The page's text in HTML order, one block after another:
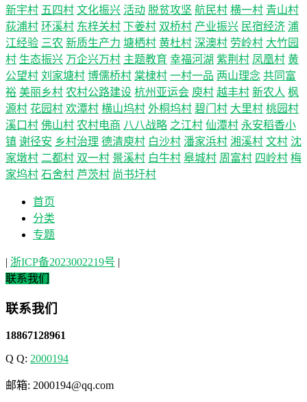
新宇村 五四村 文化振兴 活动 脱贫攻坚 航民村 横一村 青山村
荻浦村 环溪村 东梓关村 下姜村 双桥村 产业振兴 民宿经济 浦
江经验 三农 新质生产力 塘栖村 黄杜村 深澳村 劳岭村 大竹园
村 生态振兴 万企兴万村 主题教育 幸福河湖 紫荆村 凤凰村 黄
公望村 刘家塘村 博儒桥村 棠棣村 一村一品 两山理念 共同富
裕 美丽乡村 农村公路建设 杭州亚运会 庾村 越丰村 新农人 枫
源村 花园村 欢潭村 横山坞村 外桐坞村 碧门村 大里村 桃园村
溪口村 佛山村 农村电商 八八战略 之江村 仙潭村 永安稻香小
镇 谢径安 乡村治理 德清庾村 白沙村 潘家浜村 湘溪村 文村 沈
家墩村 二都村 双一村 景溪村 白牛村 皋城村 周富村 四岭村 梅
家坞村 石舍村 芦茨村 尚书圩村
首页
分类
专题
| 浙ICP备2023002219号 |
联系我们
联系我们
18867128961
Q Q: 2000194
邮箱: 2000194@qq.com